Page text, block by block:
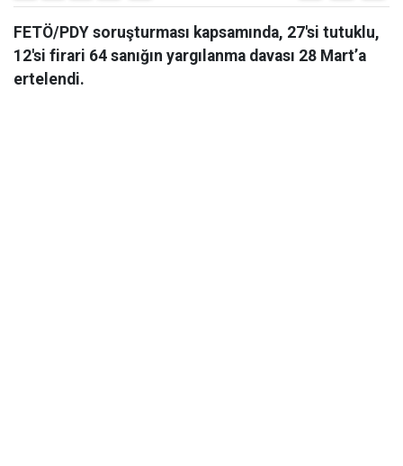
FETÖ/PDY soruşturması kapsamında, 27'si tutuklu,
12'si firari 64 sanığın yargılanma davası 28 Mart’a
ertelendi.